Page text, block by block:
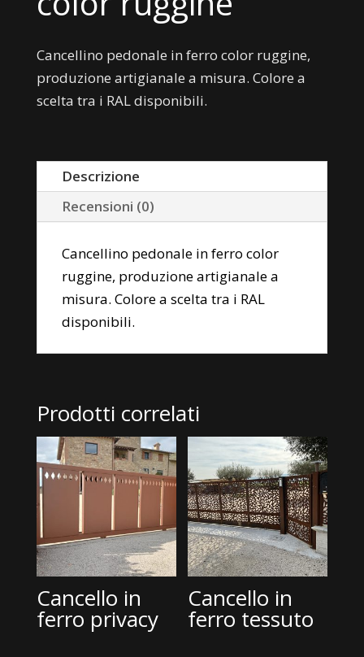
Cancellino pedonale in ferro color ruggine,
produzione artigianale a misura. Colore a
scelta tra i RAL disponibili.
Descrizione
Recensioni (0)
Cancellino pedonale in ferro color
ruggine, produzione artigianale a
misura. Colore a scelta tra i RAL
disponibili.
Prodotti correlati
Cancello in
ferro privacy
Cancello in
ferro tessuto